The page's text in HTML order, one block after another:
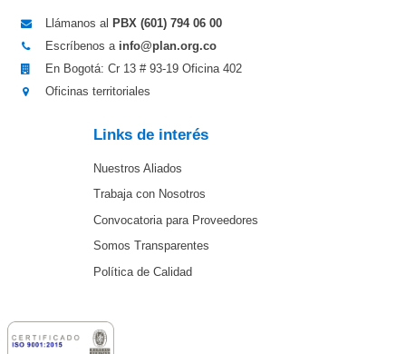
Llámanos al PBX (601) 794 06 00
Escríbenos a info@plan.org.co
En Bogotá: Cr 13 # 93-19 Oficina 402
Oficinas territoriales
Links de interés
Nuestros Aliados
Trabaja con Nosotros
Convocatoria para Proveedores
Somos Transparentes
Política de Calidad